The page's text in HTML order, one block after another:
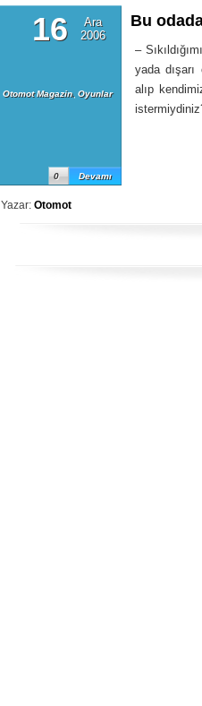
16
Ara
2006
Otomot Magazin, Oyunlar
Devamı
0
Bu
–
yada dışarı
alıp
Yazar: Otomot